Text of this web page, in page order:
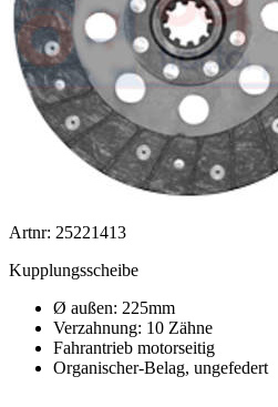
Artnr: 25221413
Kupplungsscheibe
Ø außen: 225mm
Verzahnung: 10 Zähne
Fahrantrieb motorseitig
Organischer-Belag, ungefedert